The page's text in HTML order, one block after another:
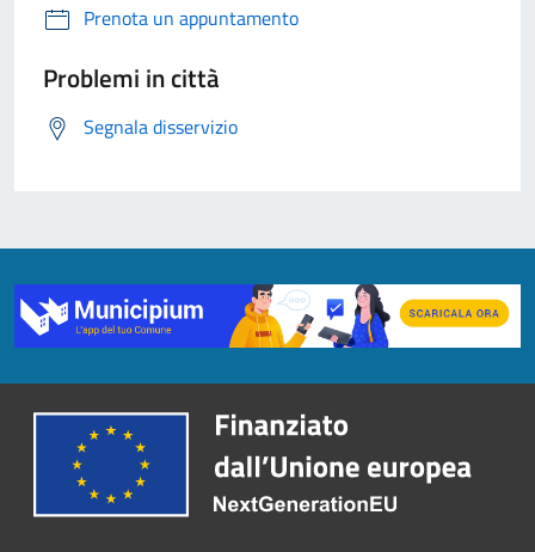
Prenota un appuntamento
Problemi in città
Segnala disservizio